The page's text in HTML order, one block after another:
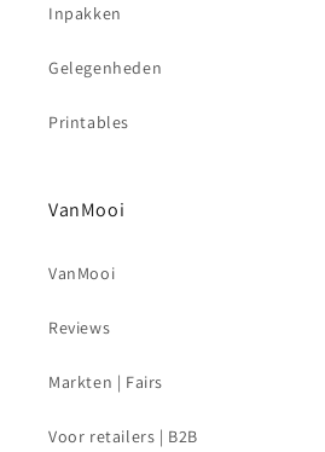
Inpakken
Gelegenheden
Printables
VanMooi
VanMooi
Reviews
Markten | Fairs
Voor retailers | B2B